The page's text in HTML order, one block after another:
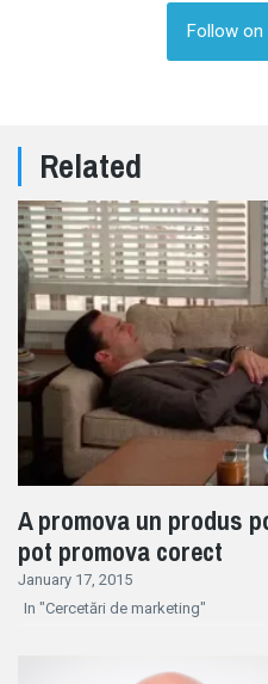
Follow
Related
A promova un produs
pot promova corect
January 17, 2015
In "Cercetări de marketing"